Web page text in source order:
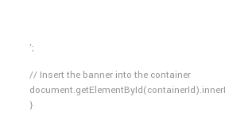
‘;
// Insert the banner into the container
}